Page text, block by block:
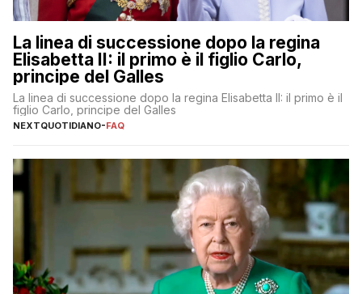
La linea di successione dopo la regina
Elisabetta II: il primo è il figlio Carlo,
principe del Galles
La linea di successione dopo la regina Elisabetta II: il primo è il
figlio Carlo, principe del Galles
NEXTQUOTIDIANO-FAQ